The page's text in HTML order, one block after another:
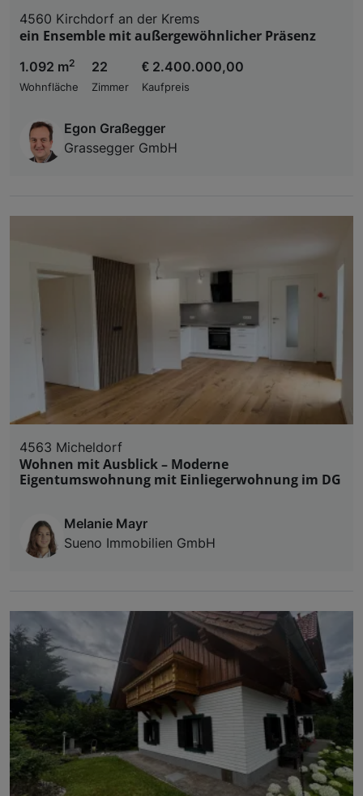
4560 Kirchdorf an der Krems
ein Ensemble mit außergewöhnlicher Präsenz
1.092 m2
Wohnfläche
22
Zimmer
€ 2.400.000,00
Kaufpreis
Egon Graßegger
Grassegger GmbH
4563 Micheldorf
Wohnen mit Ausblick – Moderne
Eigentumswohnung mit Einliegerwohnung im DG
Melanie Mayr
Sueno Immobilien GmbH